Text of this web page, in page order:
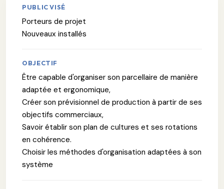
PUBLIC VISÉ
Porteurs de projet
Nouveaux installés
OBJECTIF
Être capable d'organiser son parcellaire de manière
adaptée et ergonomique,
Créer son prévisionnel de production à partir de ses
objectifs commerciaux,
Savoir établir son plan de cultures et ses rotations
en cohérence.
Choisir les méthodes d'organisation adaptées à son
système